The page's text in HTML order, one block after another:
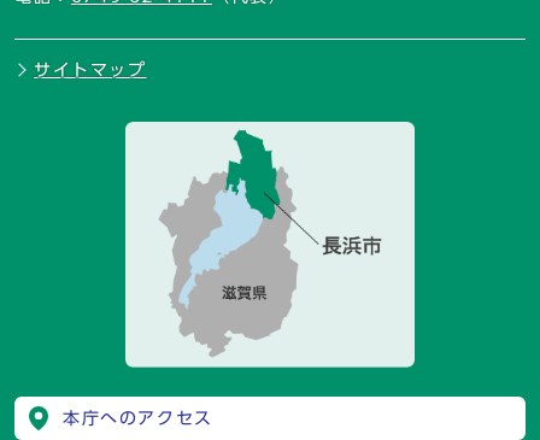
サイトマップ
本庁へのアクセス